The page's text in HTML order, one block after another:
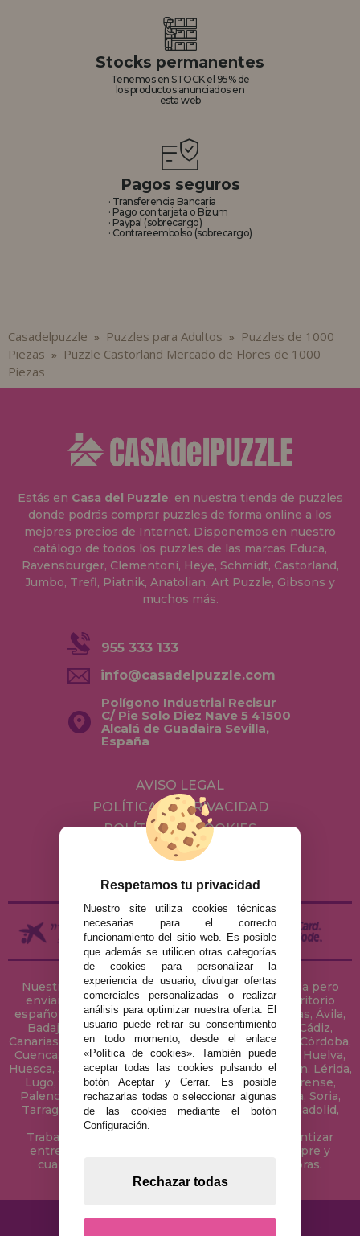
Stocks permanentes
Tenemos en STOCK el 95% de
los productos anunciados en
esta web
Pagos seguros
· Transferencia Bancaria
· Pago con tarjeta o Bizum
· Paypal (sobrecargo)
· Contrareembolso (sobrecargo)
Casadelpuzzle » Puzzles para Adultos »
Puzzles de 1000
Piezas »
Puzzle Castorland Mercado de Flores de 1000
Piezas
Estás en Casa del Puzzle, en nuestra tienda de puzzles
donde podrás comprar puzzles de forma online a los
mejores precios de Internet. Disponemos en nuestro
catálogo de todos los puzzles de las marcas Educa,
Ravensburger, Clementoni, Heye, Schmidt, Castorland,
Jumbo, Trefl, Piatnik, Anatolian, Art Puzzle, Gibsons y
muchos más.
955 333 133
info@casadelpuzzle.com
Polígono Industrial Recisur
C/ Pie Solo Diez Nave 5 41500
Alcalá de Guadaira Sevilla,
España
AVISO LEGAL
POLÍTICA DE PRIVACIDAD
POLÍTICA DE COOKIES
ENVÍOS Y DEVOLUCIONES
Nuestra tienda de puzzles está ubicada en Sevilla pero
enviamos tus puzzles a cualquier ciudad del territorio
español: Álava, Albacete, Alicante, Almería, Asturias, Ávila,
Badajoz, Baleares, Barcelona, Burgos, Cáceres, Cádiz,
Canarias, Cantabria, Castellón, Ceuta, Ciudad Real, Córdoba,
Cuenca, Gerona, Granada, Guadalajara, Guipúzcoa, Huelva,
Huesca, Jaén, La Coruña, La Rioja, Las Palmas, Leon, Lérida,
Lugo, Madrid, Málaga, Melilla, Murcia, Navarra, Orense,
Palencia, Pontevedra, Salamanca, Segovia, Sevilla, Soria,
Tarragona, Tenerife, Teruel, Toledo, Valencia, Valladolid,
Vizcaya, Zamora y Zaragoza.
Trabajamos con Stocks permanentes para garantizar
entregas rápidas en territorio peninsular, siempre y
cuando el pedido se realice antes de las 18 horas.
Respetamos tu privacidad
Nuestro site utiliza cookies técnicas
necesarias para el correcto
funcionamiento del sitio web. Es posible
que además se utilicen otras categorías
de cookies para personalizar la
experiencia de usuario, divulgar ofertas
comerciales personalizadas o realizar
análisis para optimizar nuestra oferta. El
usuario puede retirar su consentimiento
en todo momento, desde el enlace
«Política de cookies». También puede
aceptar todas las cookies pulsando el
botón Aceptar y Cerrar. Es posible
rechazarlas todas o seleccionar algunas
de las cookies mediante el botón
Configuración.
Rechazar todas